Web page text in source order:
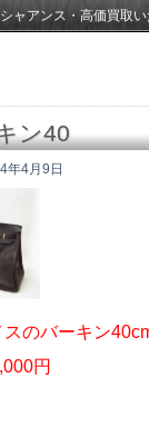
ャアンス・高価買取
ン40
年4月9日
スのバーキン
円